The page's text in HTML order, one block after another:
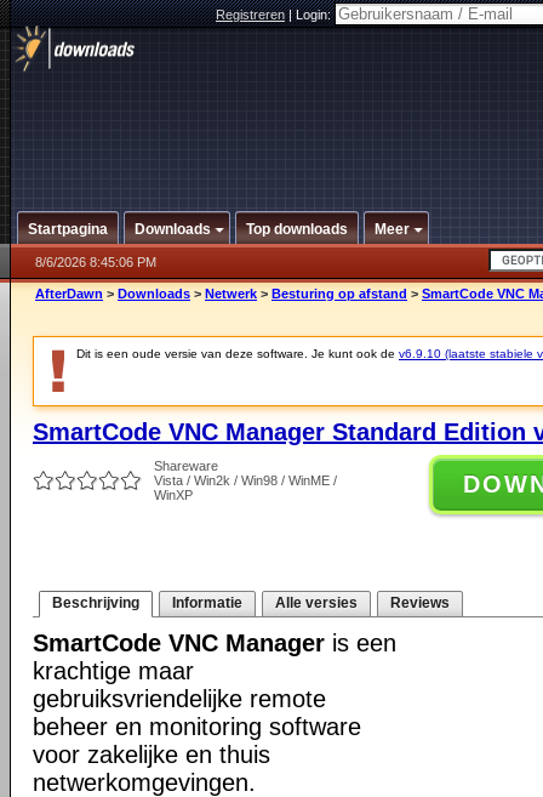
Registreren|Login:
Startpagina Downloads Top downloads Meer
8/6/2026 8:45:06 PM
AfterDawn > Downloads > Netwerk > Besturing op afstand > SmartCode VNC
Dit is een oude versie van deze software. Je kunt ook de v6.9.10 (laatste stabiele
SmartCode VNC Manager Standard Edition
Shareware
Vista / Win2k / Win98 / WinME /
WinXP
Beschrijving Informatie Alle versies Reviews
SmartCode VNC Manager is een
krachtige maar
gebruiksvriendelijke remote
beheer en monitoring software
voor zakelijke en thuis
netwerkomgevingen.